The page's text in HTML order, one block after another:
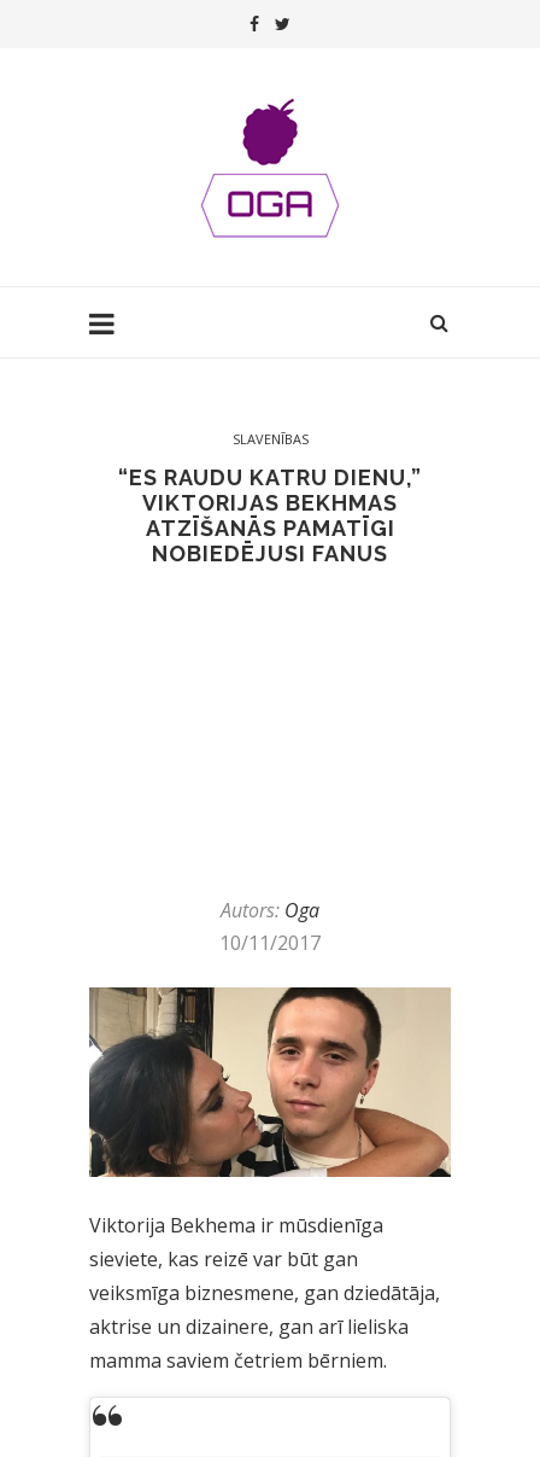
SLAVENĪBAS
“ES RAUDU KATRU DIENU,”
VIKTORIJAS BEKHMAS
ATZĪŠANĀS PAMATĪGI
NOBIEDĒJUSI FANUS
Autors: Oga
10/11/2017
Viktorija Bekhema ir mūsdienīga
sieviete, kas reizē var būt gan
veiksmīga biznesmene, gan dziedātāja,
aktrise un dizainere, gan arī lieliska
mamma saviem četriem bērniem.